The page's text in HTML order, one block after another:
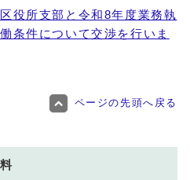
役所支部と令和8年度業務執
条件について交渉を行いま
ページの先頭へ戻る